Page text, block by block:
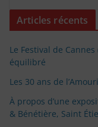
Articles récents
Le Festival de
équilibré
Les 30 ans de
À propos d’une
& Bénétière, Saint